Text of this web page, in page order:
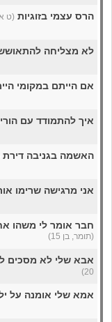
הרס עצמי בזוגיות (ט
לא מצליחה
אם הייתם במקומי
איך להתמודד עם
האשמה בגניבה
אני מרגישה שרימו
חבר אומר לי משהו
(תומר, בן 15)
אבא שלי לא מסכים
20)
אמא שלי אומנה על